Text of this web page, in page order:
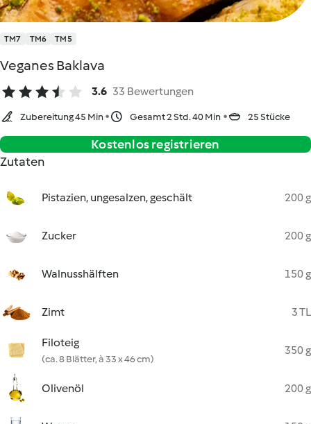
TM7 TM6 TM5
Veganes Baklava
3.6 33 Bewertungen
Zubereitung 45 Min Gesamt 2 Std. 40 Min 25 Stücke
Kostenlos registrieren
Zutaten
Pistazien, ungesalzen, geschält 200 g
Zucker 200 g
Walnusshälften 150 g
Zimt 3 TL
Filoteig
(ca. 8 Blätter, à 33 x 46 cm)
350 g
Olivenöl 200 g